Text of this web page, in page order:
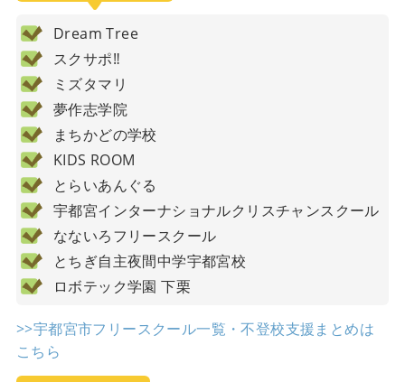
Dream Tree
スクサポ‼︎
ミズタマリ
夢作志学院
まちかどの学校
KIDS ROOM
とらいあんぐる
宇都宮インターナショナルクリスチャンスクール
なないろフリースクール
とちぎ自主夜間中学宇都宮校
ロボテック学園 下栗
>>宇都宮市フリースクール一覧・不登校支援まとめは
こちら